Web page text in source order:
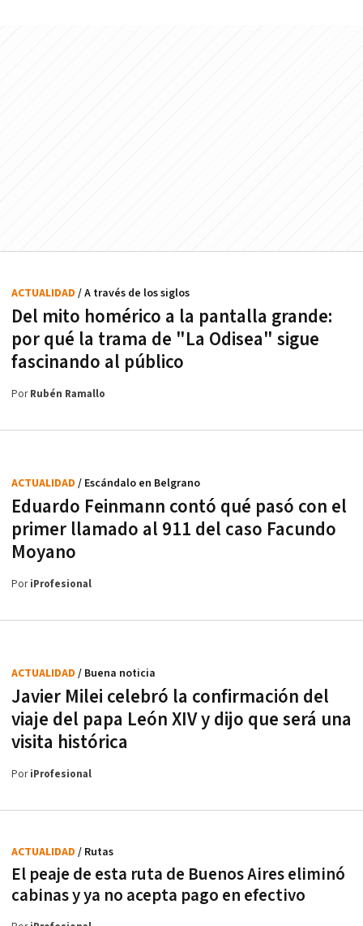
Del mito homérico a la pantalla grande:
por qué la trama de "La Odisea" sigue
fascinando al público
ACTUALIDAD / A través de los siglos
PorRubén Ramallo
Eduardo Feinmann contó qué pasó con el
primer llamado al 911 del caso Facundo
Moyano
ACTUALIDAD / Escándalo en Belgrano
PoriProfesional
Javier Milei celebró la confirmación del
viaje del papa León XIV y dijo que será una
visita histórica
ACTUALIDAD / Buena noticia
PoriProfesional
El peaje de esta ruta de Buenos Aires eliminó
cabinas y ya no acepta pago en efectivo
ACTUALIDAD / Rutas